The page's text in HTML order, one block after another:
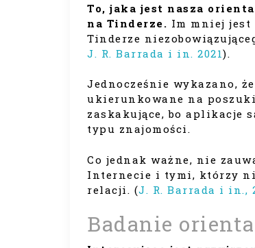
To, jaka jest nasza
na Tinderze. Im mniej jest
Tinderze
J. R. Barrada i in. 2021).
Jednocześnie wykazano,
ukierunkowane na
zaskakujące, bo aplikacje
typu znajomości.
Co jednak ważne, nie
Internecie i tymi, którzy
relacji. (J. R. Barrada i in.,
Badanie